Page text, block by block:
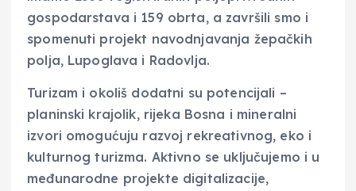
gospodarstava i 159 obrta, a završili smo i
spomenuti projekt navodnjavanja žepačkih
polja, Lupoglava i Radovlja.
Turizam i okoliš dodatni su potencijali –
planinski krajolik, rijeka Bosna i mineralni
izvori omogućuju razvoj rekreativnog, eko i
kulturnog turizma. Aktivno se uključujemo i u
međunarodne projekte digitalizacije,